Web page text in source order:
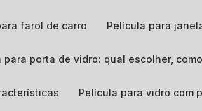
farol de carro Película para
para porta de vidro: qual escolher,
Película para vidro com